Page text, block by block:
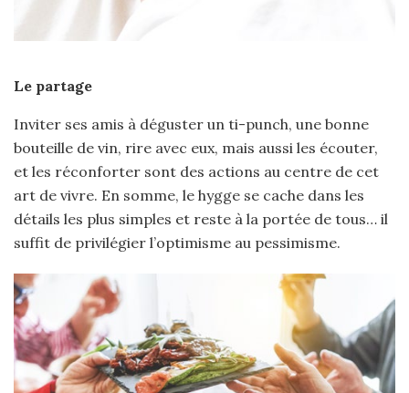
Le partage
Inviter ses amis à déguster un ti-punch, une bonne
bouteille de vin, rire avec eux, mais aussi les écouter,
et les réconforter sont des actions au centre de cet
art de vivre. En somme, le hygge se cache dans les
détails les plus simples et reste à la portée de tous… il
suffit de privilégier l’optimisme au pessimisme.